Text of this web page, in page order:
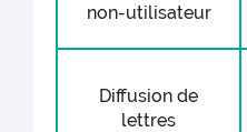
non-utilisateur
Diffusion de
lettres